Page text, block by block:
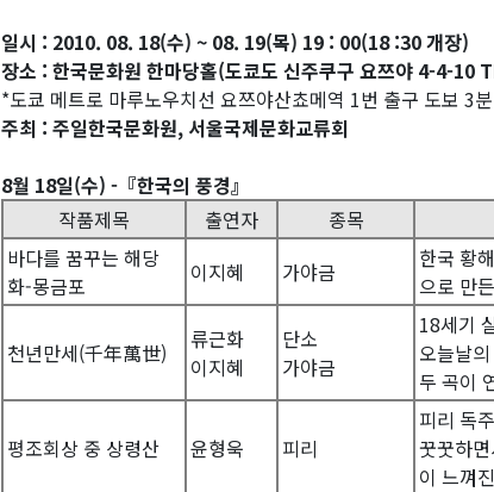
일시 : 2010. 08. 18(수) ~ 08. 19(목) 19 : 00(18 :30 개장)
장소 : 한국문화원 한마당홀(도쿄도 신주쿠구 요쯔야 4-4-10
*도쿄 메트로 마루노우치선 요쯔야산쵸메역 1번 출구 도보 3분
주최 : 주일한국문화원, 서울국제문화교류회
8월 18일(수) -『한국의 풍경』
작품제목
출연자 종목
바다를 꿈꾸는 해당
화-몽금포
이지혜 가야금
한국 황
으로 만
천년만세(千年萬世)
류근화
이지혜
단소
가야금
18세기
오늘날
두 곡이
평조회상 중 상령산 윤형욱 피리
피리 독
꿋꿋하
이 느껴